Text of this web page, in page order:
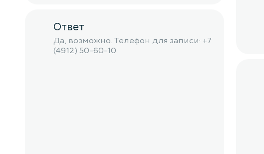
Ответ
Да, возможно. Телефон для записи: +7
(4912) 50-60-10.